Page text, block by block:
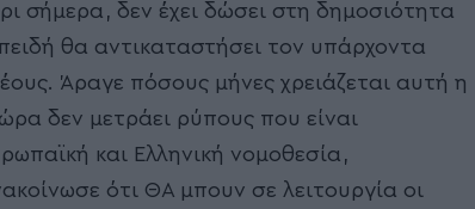
σήμερα, δεν έχει δώσει στη δημοσιότητα
θα αντικαταστήσει τον υπάρχοντα
Άραγε πόσους μήνες χρειάζεται αυτή η
δεν μετράει ρύπους που είναι
και Ελληνική νομοθεσία,
ότι ΘΑ μπουν σε λειτουργία οι